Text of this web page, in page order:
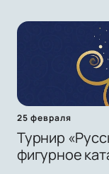
25 февраля
Турнир
фигурное